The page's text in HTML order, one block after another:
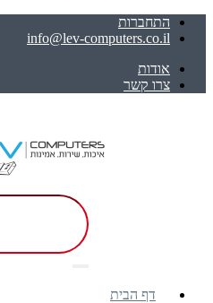
התחברות
info@lev-computers.co.il
אודות
צרו קשר
דף הבית